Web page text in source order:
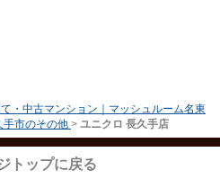
・中古マンション｜マッシュルーム名東
手市のその他 > ユニクロ 長久手店
トップに戻る